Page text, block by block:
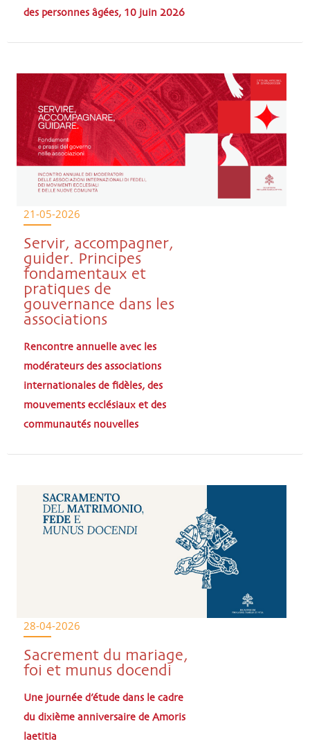
des personnes âgées, 10 juin 2026
21-05-2026
Servir, accompagner,
guider. Principes
fondamentaux et
pratiques de
gouvernance dans les
associations
Rencontre annuelle avec les
modérateurs des associations
internationales de fidèles, des
mouvements ecclésiaux et des
communautés nouvelles
28-04-2026
Sacrement du mariage,
foi et munus docendi
Une journée d’étude dans le cadre
du dixième anniversaire de Amoris
laetitia